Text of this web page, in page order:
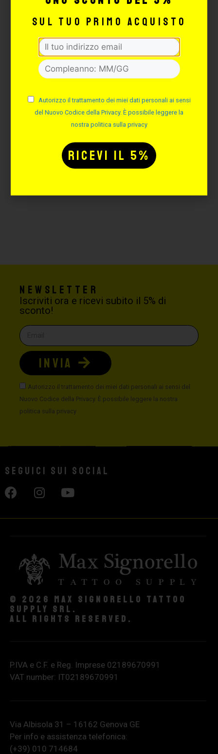
S8 RED TATTOO STENCIL
TRANSFER GEL
Disponibile
Da 9.99 €
CONFIGURA
Newsletter
Iscriviti ora e ricevi subito il 5% di
sconto!
Autorizzo il trattamento dei miei dati personali ai sensi del
Nuovo Codice della Privacy. È possibile leggere la nostra
politica sulla privacy
INVIA
Seguici sui social
© 2026 Max Signorello Tattoo
supply srl.
All rights reserved.
P.IVA e C.F. e Reg. Imprese 02189670991
VAT number: IT02189670991
Via Albisola 31 – 16162 Genova GE
Per info e assistenza telefonica:
(+39) 010 714684
sul tuo primo acquisto
Autorizzo il trattamento dei miei dati personali ai sensi
del Nuovo Codice della Privacy. È possibile leggere la
nostra politica sulla privacy